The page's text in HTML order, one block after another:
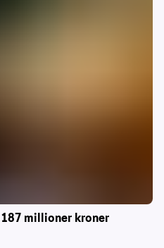
millioner kroner